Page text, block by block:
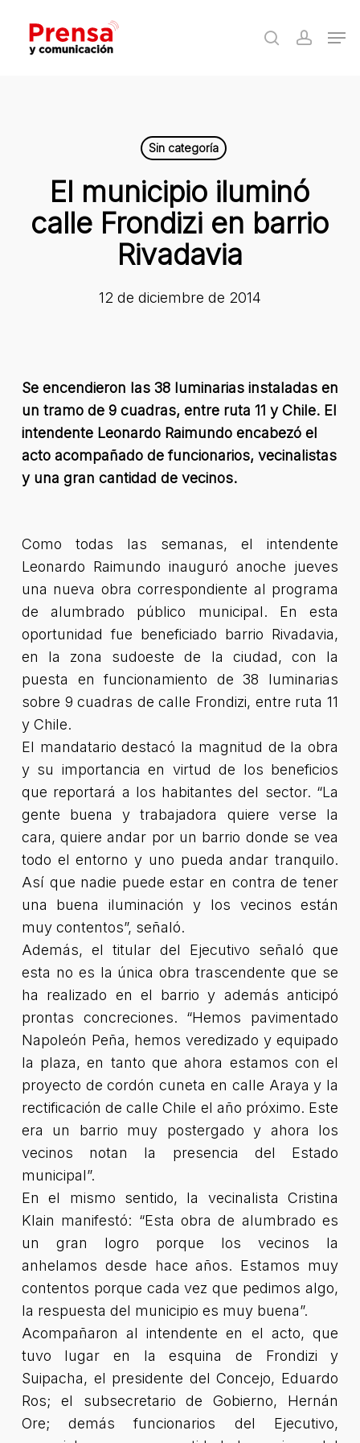
main
search
Sin categoría
El municipio iluminó
calle Frondizi en barrio
Rivadavia
12 de diciembre de 2014
Se encendieron las 38 luminarias instaladas en
un tramo de 9 cuadras, entre ruta 11 y Chile. El
intendente Leonardo Raimundo encabezó el
acto acompañado de funcionarios, vecinalistas
y una gran cantidad de vecinos.
Como todas las semanas, el intendente
Leonardo Raimundo inauguró anoche jueves
una nueva obra correspondiente al programa
de alumbrado público municipal. En esta
oportunidad fue beneficiado barrio Rivadavia,
en la zona sudoeste de la ciudad, con la
puesta en funcionamiento de 38 luminarias
sobre 9 cuadras de calle Frondizi, entre ruta 11
y Chile.
El mandatario destacó la magnitud de la obra
y su importancia en virtud de los beneficios
que reportará a los habitantes del sector. “La
gente buena y trabajadora quiere verse la
cara, quiere andar por un barrio donde se vea
todo el entorno y uno pueda andar tranquilo.
Así que nadie puede estar en contra de tener
una buena iluminación y los vecinos están
muy contentos”, señaló.
Además, el titular del Ejecutivo señaló que
esta no es la única obra trascendente que se
ha realizado en el barrio y además anticipó
prontas concreciones. “Hemos pavimentado
Napoleón Peña, hemos veredizado y equipado
la plaza, en tanto que ahora estamos con el
proyecto de cordón cuneta en calle Araya y la
rectificación de calle Chile el año próximo. Este
era un barrio muy postergado y ahora los
vecinos notan la presencia del Estado
municipal”.
En el mismo sentido, la vecinalista Cristina
Klain manifestó: “Esta obra de alumbrado es
un gran logro porque los vecinos la
anhelamos desde hace años. Estamos muy
contentos porque cada vez que pedimos algo,
la respuesta del municipio es muy buena”.
Acompañaron al intendente en el acto, que
tuvo lugar en la esquina de Frondizi y
Suipacha, el presidente del Concejo, Eduardo
Ros; el subsecretario de Gobierno, Hernán
Ore; demás funcionarios del Ejecutivo,